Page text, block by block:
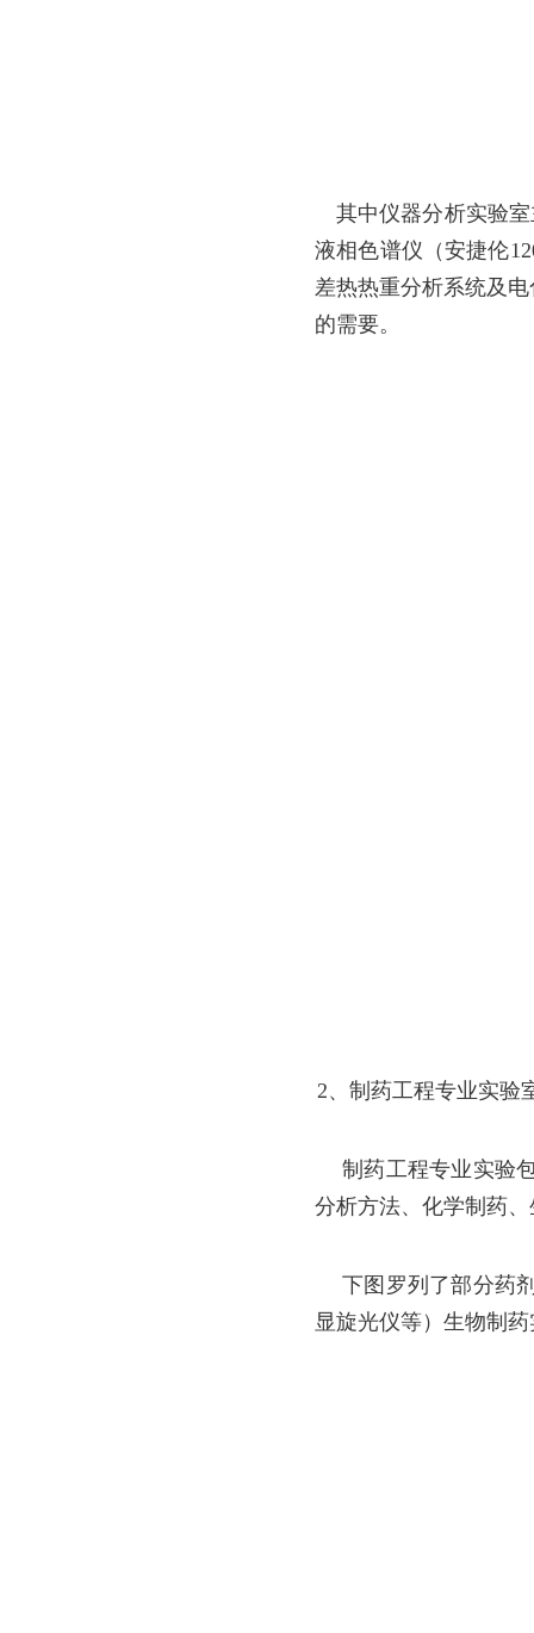
其中仪器分析实验室
液相色谱仪（安捷伦
差热热重分析系统及
的需要。
2、制药工程专业实验
制药工程专业实验
分析方法、化学制药
下图罗列了部分药
显旋光仪等）生物制